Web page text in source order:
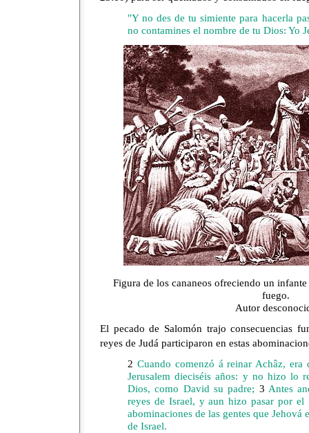
"Y no des de tu simiente para hacerla
no contamines el nombre de tu Dios: Yo
Figura de los cananeos ofreciendo un
fuego.
Autor
El pecado de Salomón trajo consecuencias
reyes de Judá participaron en estas
2 Cuando comenzó á reinar Achâz,
Jerusalem dieciséis años: y no hizo lo
Dios, como David su padre; 3 Antes
reyes de Israel, y aun hizo pasar por
abominaciones de las gentes que Jehová
de Israel.